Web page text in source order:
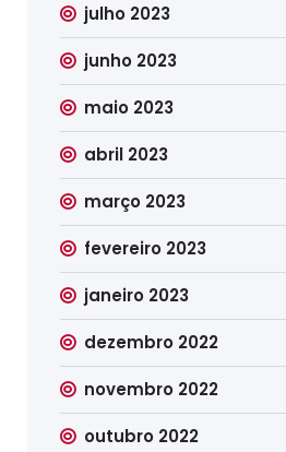
julho 2023
junho 2023
maio 2023
abril 2023
março 2023
fevereiro 2023
janeiro 2023
dezembro 2022
novembro 2022
outubro 2022